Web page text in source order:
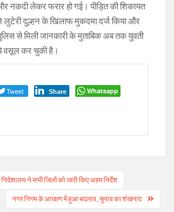
नकदी लेकर फरार हो गई। पीड़ित की शिकायत
लुटेरी दुल्हन के खिलाफ मुकदमा दर्ज किया और
से मिली जानकारी के मुताबिक अब तक युवती
वसूल कर चुकी है।
Tweet Share Whatsapp
ने सभी जिलों को जारी किए अहम निर्देश
नगर निगम के आरक्षण में हुआ बदलाव, चुनाव का शंखनाद